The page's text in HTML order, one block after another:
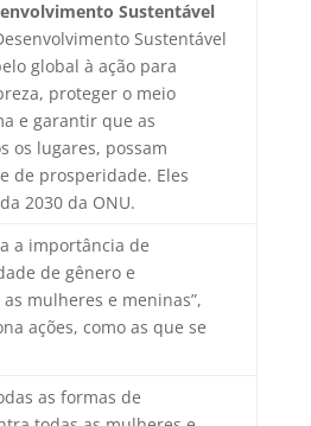
Sustentável
Sustentável
global à ação para
proteger o meio
e garantir que as
os lugares, possam
de prosperidade. Eles
2030 da ONU.
a importância de
de gênero e
mulheres e meninas”,
ações, como as que se
as formas de